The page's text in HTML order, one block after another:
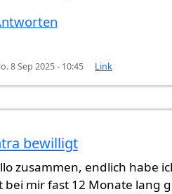
8 Sep 2025 - 10:45 Link
bewilligt
zusammen, endlich habe
bei mir fast 12 Monate lang